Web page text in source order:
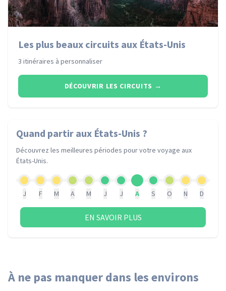
Les plus beaux circuits aux États-Unis
3 itinéraires à personnaliser
DÉCOUVRIR LES CIRCUITS →
Quand partir aux États-Unis ?
Découvrez les meilleures périodes pour votre voyage aux
États-Unis.
J F M A M J J A S O N D
EN SAVOIR PLUS
À ne pas manquer dans les environs